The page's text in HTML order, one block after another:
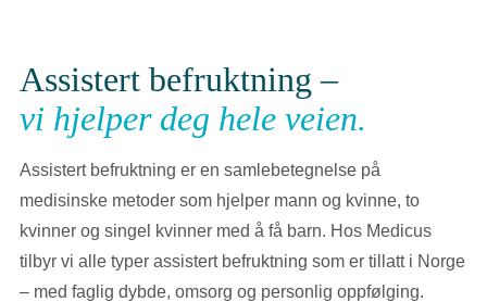
Assistert befruktning –
vi hjelper deg hele veien.
Assistert befruktning er en samlebetegnelse på
medisinske metoder som hjelper mann og kvinne, to
kvinner og singel kvinner med å få barn. Hos Medicus
tilbyr vi alle typer assistert befruktning som er tillatt i Norge
– med faglig dybde, omsorg og personlig oppfølging.